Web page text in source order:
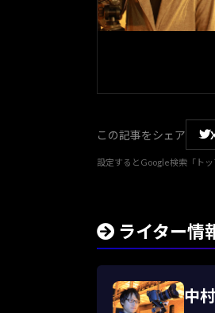
この記事をシェア
設定するとGoogle検索「トッ
ライター情
中